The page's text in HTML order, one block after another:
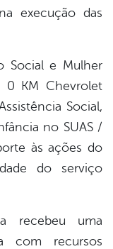
execução das
Social e Mulher
0 KM Chevrolet
Social,
no SUAS /
às ações do
do serviço
recebeu uma
com recursos